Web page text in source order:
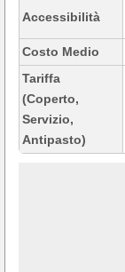
Accessibilità
Costo Medio
Tariffa
(Coperto,
Servizio,
Antipasto)